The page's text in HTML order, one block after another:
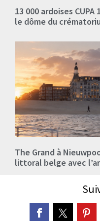
13 000 ardoises
le dôme du
The Grand à
littoral belge avec